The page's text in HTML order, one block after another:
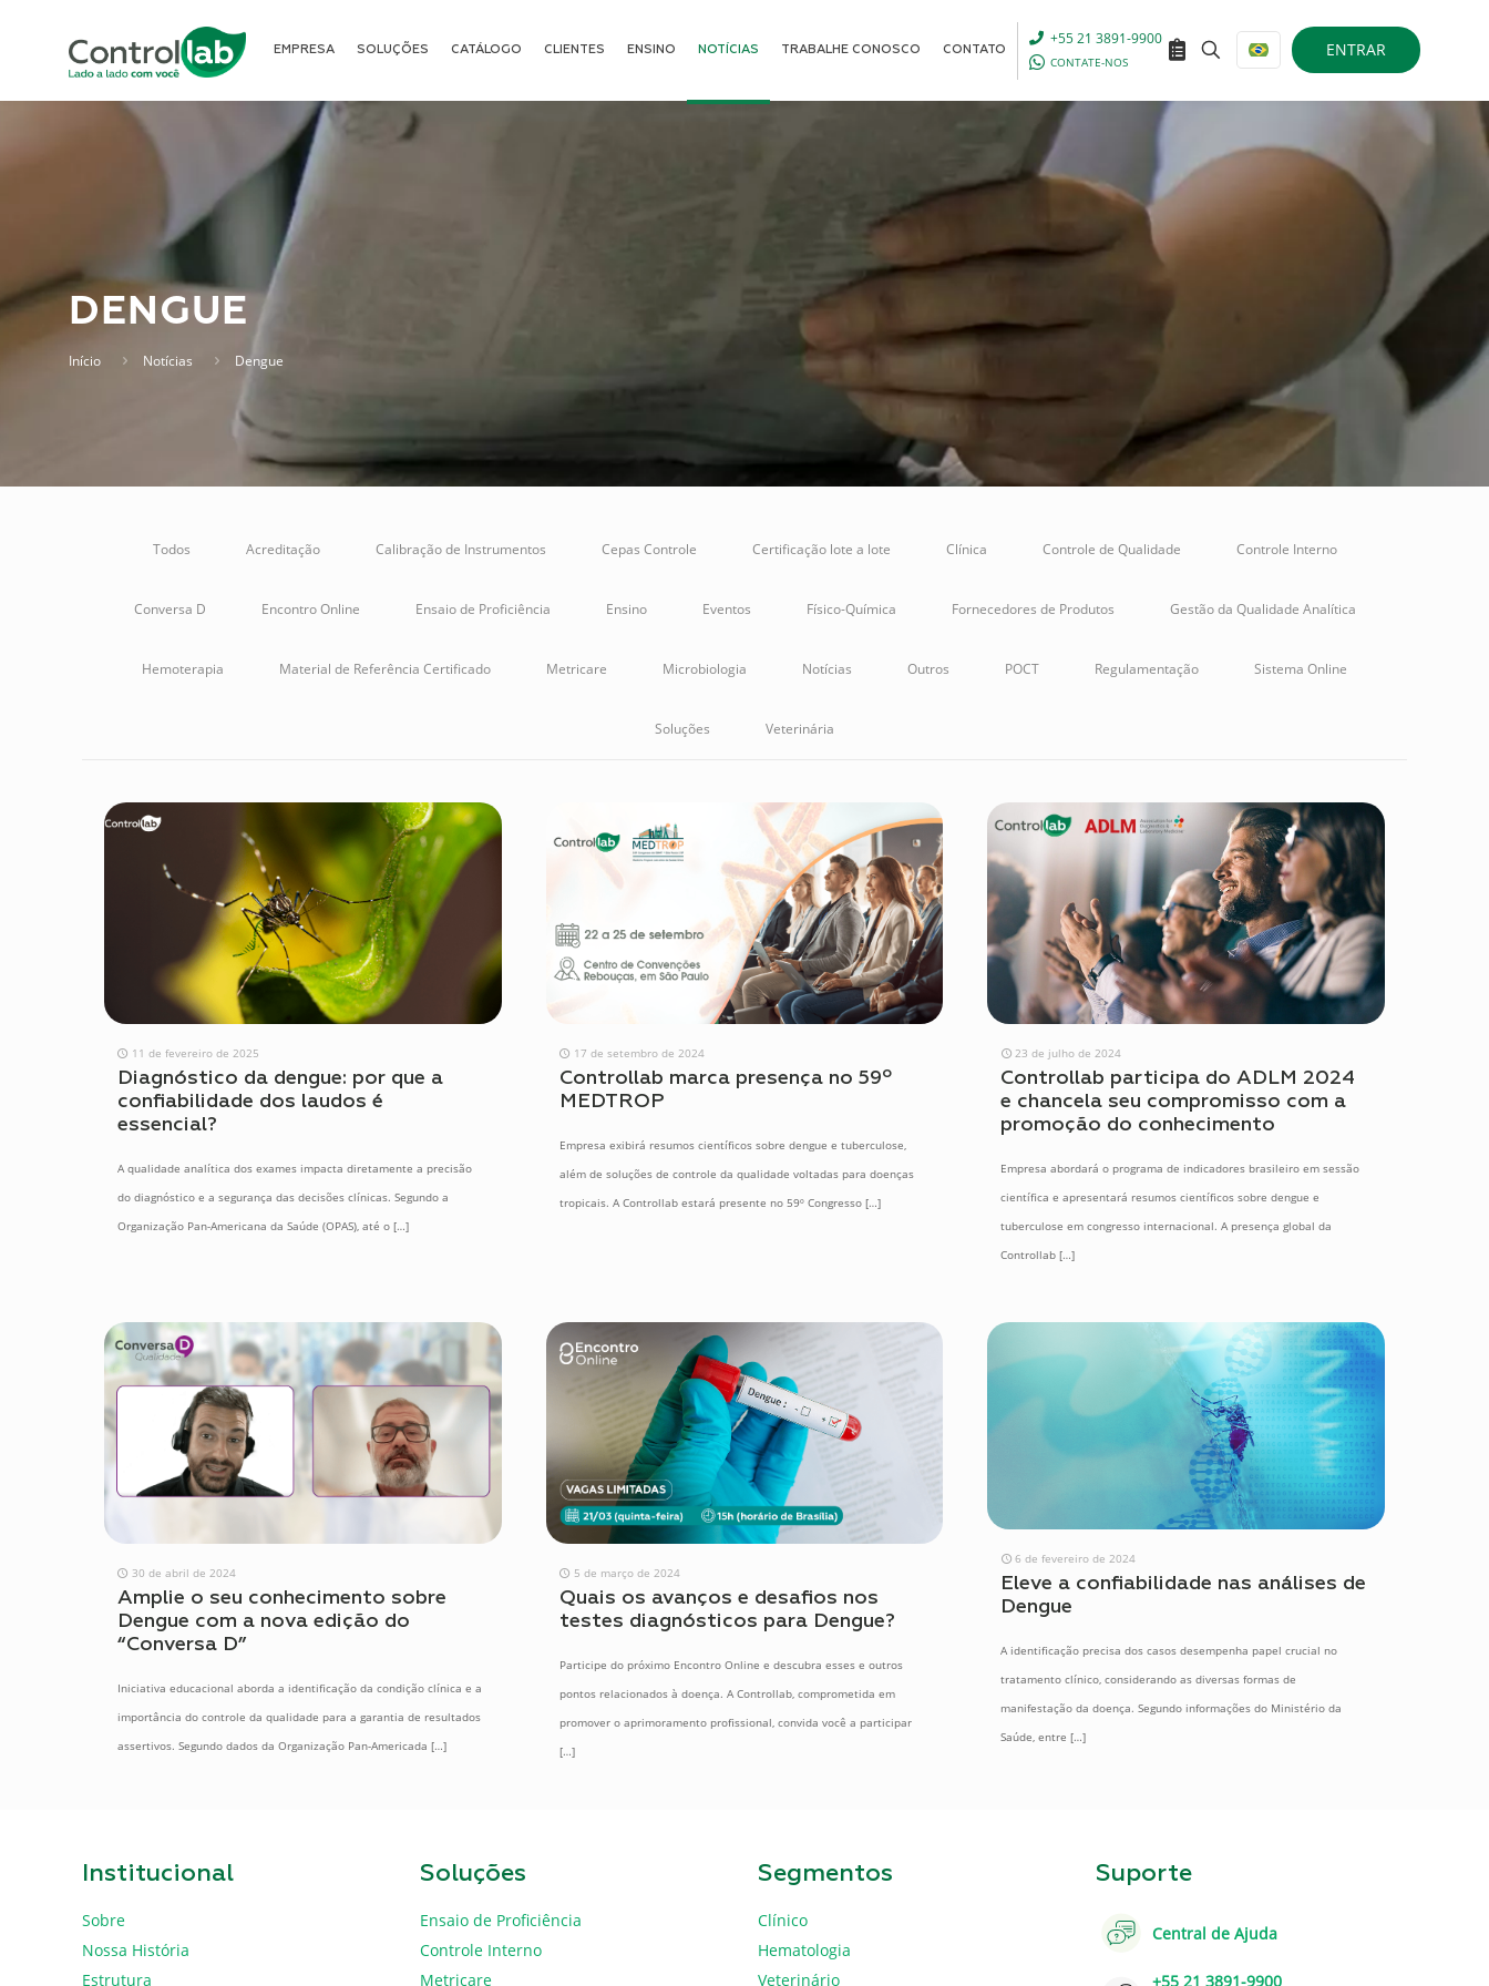
EMPRESA SOLUÇÕES CATÁLOGO CLIENTES ENSINO NOTÍCIAS TRABALHE CONOSCO CONTATO
+55 21 3891-9900
CONTATE-NOS
ENTRAR
DENGUE
Início Notícias Dengue
Todos Acreditação Calibração de Instrumentos Cepas Controle Certificação lote a lote Clínica Controle de Qualidade Controle Interno
Conversa D Encontro Online Ensaio de Proficiência Ensino Eventos Físico-Química Fornecedores de Produtos Gestão da Qualidade Analítica
Hemoterapia Material de Referência Certificado Metricare Microbiologia Notícias Outros POCT Regulamentação Sistema Online
Soluções Veterinária
11 de fevereiro de 2025
Diagnóstico da dengue: por que a
confiabilidade dos laudos é
essencial?
A qualidade analítica dos exames impacta diretamente a precisão
do diagnóstico e a segurança das decisões clínicas. Segundo a
Organização Pan-Americana da Saúde (OPAS), até o[…]
17 de setembro de 2024
Controllab marca presença no 59º
MEDTROP
Empresa exibirá resumos científicos sobre dengue e tuberculose,
além de soluções de controle da qualidade voltadas para doenças
tropicais. A Controllab estará presente no 59º Congresso[…]
23 de julho de 2024
Controllab participa do ADLM 2024
e chancela seu compromisso com a
promoção do conhecimento
Empresa abordará o programa de indicadores brasileiro em sessão
científica e apresentará resumos científicos sobre dengue e
tuberculose em congresso internacional. A presença global da
Controllab […]
30 de abril de 2024
Amplie o seu conhecimento sobre
Dengue com a nova edição do
“Conversa D”
Iniciativa educacional aborda a identificação da condição clínica e a
importância do controle da qualidade para a garantia de resultados
assertivos. Segundo dados da Organização Pan-Americada […]
5 de março de 2024
Quais os avanços e desafios nos
testes diagnósticos para Dengue?
Participe do próximo Encontro Online e descubra esses e outros
pontos relacionados à doença. A Controllab, comprometida em
promover o aprimoramento profissional, convida você a participar
[…]
6 de fevereiro de 2024
Eleve a confiabilidade nas análises de
Dengue
A identificação precisa dos casos desempenha papel crucial no
tratamento clínico, considerando as diversas formas de
manifestação da doença. Segundo informações do Ministério da
Saúde, entre […]
Institucional
Sobre
Nossa História
Estrutura
Soluções
Ensaio de Proficiência
Controle Interno
Metricare
Segmentos
Clínico
Hematologia
Veterinário
Suporte
Central de Ajuda
+55 21 3891-9900